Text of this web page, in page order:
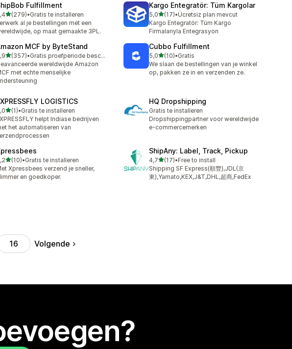
Fulfillment
van 5 sterren
(279)
recensies in totaal
•Gratis te installeren
al je bestellingen met een
op maat gemaakte 3PL.
Kargo Entegratör: Tüm Kargolar
5,0van 5 sterren
(17)
17 recensies in totaal
•Ücretsiz plan mevcut
Kargo Entegratör: Tüm Kargo
Firmalarıyla Entegrasyon
MCF by ByteStand
van 5 sterren
(357)
recensies in totaal
•
Gratis proefperiode beschikbaar
wereldwijde Amazon
met echte menselijke
Cubbo Fulfillment
5,0van 5 sterren
(10)
10 recensies in totaal
•Gratis
We slaan de bestellingen van je winkel
op, pakken ze in en verzenden ze.
LOGISTICS
van 5 sterren
(1)
recensies in totaal
•Gratis te installeren
helpt Indiase bedrijven
het automatiseren van
HQ Dropshipping
Gratis te installeren
Dropshippingpartner voor wereldwijde
e-commercemerken
van 5 sterren
(10)
recensies in totaal
•Gratis te installeren
Xpressbees verzend je sneller,
en goedkoper.
ShipAny: Label, Track, Pickup
4,7van 5 sterren
(17)
17 recensies in totaal
•Free to install
Shipping SF Express(順豐),JDL(京
東),Yamato,KEX,J&T,DHL,超商,FedEx
16 Volgende